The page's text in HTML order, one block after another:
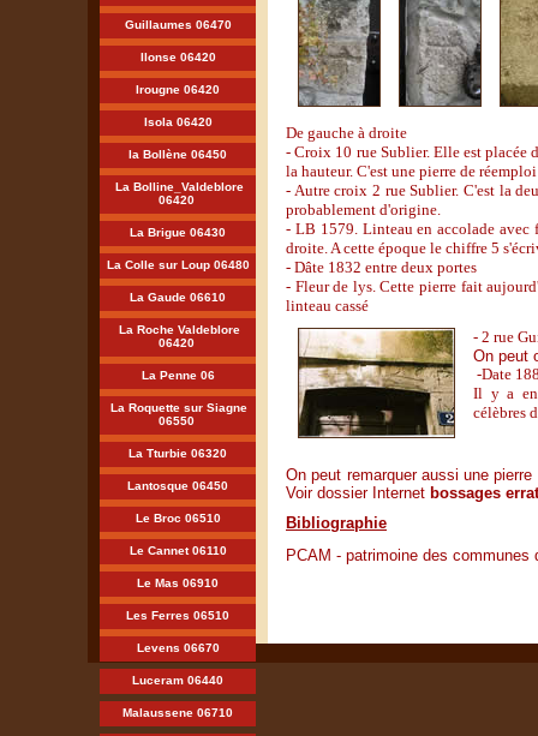
Guillaumes 06470
Ilonse 06420
Irougne 06420
Isola 06420
la Bollène 06450
La Bolline_Valdeblore
06420
La Brigue 06430
La Colle sur Loup 06480
La Gaude 06610
La Roche Valdeblore
06420
La Penne 06
La Roquette sur Siagne
06550
La Tturbie 06320
Lantosque 06450
Le Broc 06510
Le Cannet 06110
Le Mas 06910
Les Ferres 06510
Levens 06670
Luceram 06440
Malaussene 06710
De gauche à droite
- Croix 10 rue Sublier. Elle est placée
la hauteur. C'est une pierre de réemploi
- Autre croix 2 rue Sublier. C'est la
probablement d'origine.
- LB 1579. Linteau en accolade
droite. A cette époque le chiffre 5
- Dâte 1832 entre deux portes
- Fleur de lys. Cette pierre fait
linteau cassé
- 2 rue
On peut
-Date
Il y a en
célèbres
On peut remarquer aussi une
Voir dossier Internet bossages
Bibliographie
PCAM - patrimoine des